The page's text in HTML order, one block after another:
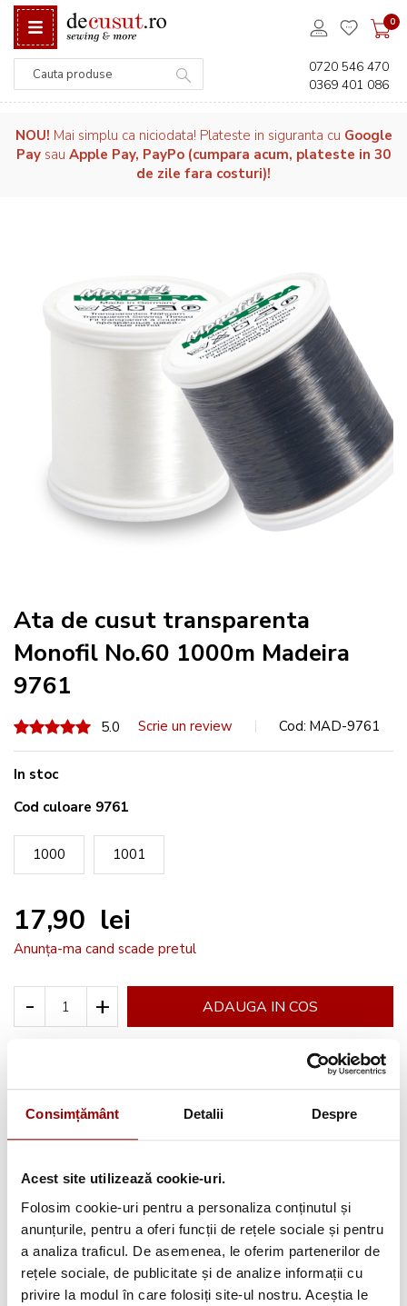
Consimțământ Detalii Despre
Acest site utilizează cookie-uri.
Folosim cookie-uri pentru a personaliza conținutul și
anunțurile, pentru a oferi funcții de rețele sociale și pentru
a analiza traficul. De asemenea, le oferim partenerilor de
rețele sociale, de publicitate și de analize informații cu
privire la modul în care folosiți site-ul nostru. Aceștia le
0
0720 546 470
0369 401 086
NOU! Mai simplu ca niciodata! Plateste in siguranta cu Google
Pay sau Apple Pay, PayPo (cumpara acum, plateste in 30
de zile fara costuri)!
Ata de cusut transparenta
Monofil No.60 1000m Madeira
9761
100
% of100
5.0 Scrie un review Cod MAD-9761
In stoc
Cod culoare 9761
1000 1001
17,90 lei
Anunța-ma cand scade pretul
- + ADAUGA IN COS
Avantajele tale:
Consultanta profesionala